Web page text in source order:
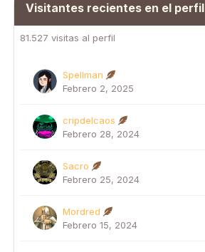
Visitantes recientes en el perfil
81.527 visitas al perfil
Spellman
Febrero 2, 2025
cripdelcaos
Febrero 28, 2024
Sacro
Febrero 25, 2024
Mordred
Febrero 15, 2024